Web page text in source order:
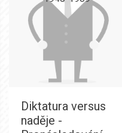
Diktatura versus
naděje -